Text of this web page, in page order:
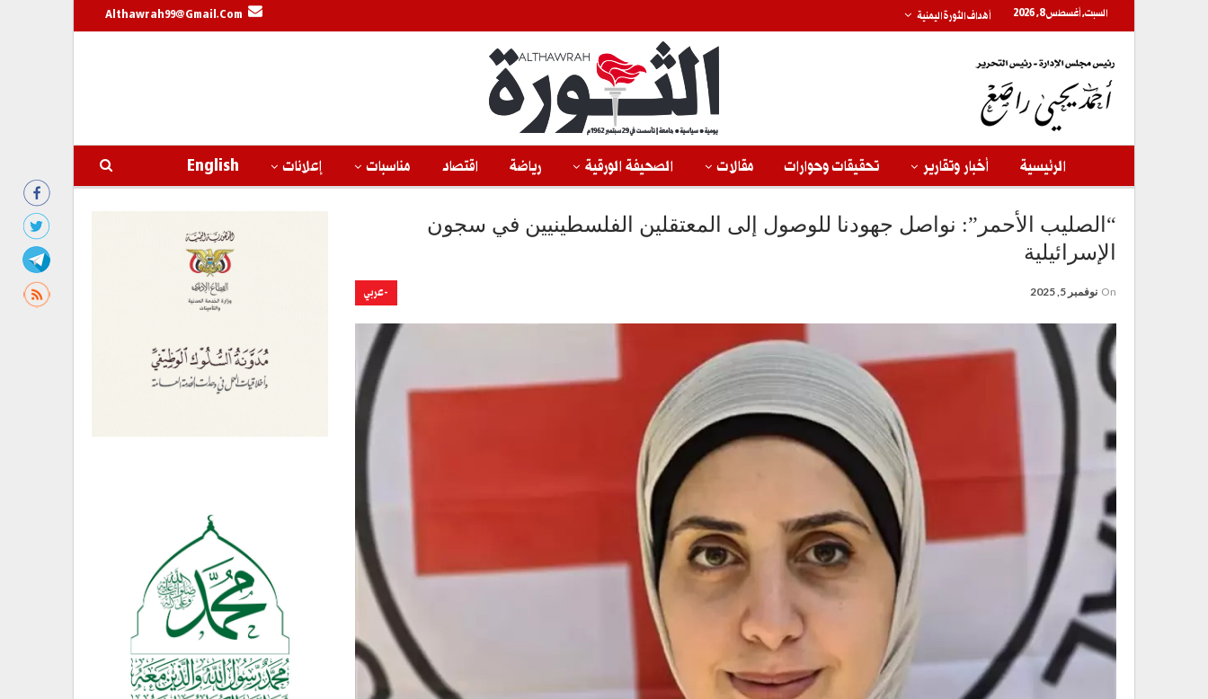
السبت, أغسطس 8, 2026 أهداف الثورة اليمنية Althawrah99@gmail.com
الرئيسية أخبار وتقارير تحقيقات وحوارات مقالات الصحيفة الورقية رياضة اقتصاد مناسبات إعلانات English
“الصليب الأحمر”: نواصل جهودنا للوصول إلى المعتقلين الفلسطينيين في سجون
الإسرائيلية
-عربي On نوفمبر 5, 2025